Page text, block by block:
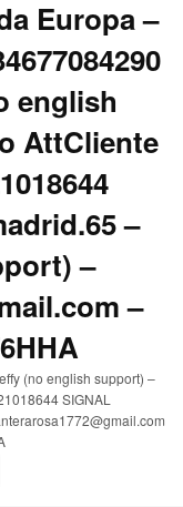
Europa –
english
AttCliente
–
–
–
(no english support) –
SIGNAL